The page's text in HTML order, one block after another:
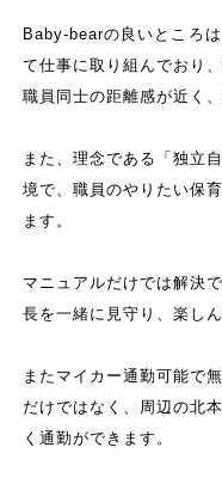
Baby-bearの良いところ
て仕事に取り組んでおり
職員同士の距離感が近く
また、理念である「独立
境で、職員のやりたい保
ます。
マニュアルだけでは解決
長を一緒に見守り、楽し
またマイカー通勤可能で
だけではなく、周辺の北
く通勤ができます。